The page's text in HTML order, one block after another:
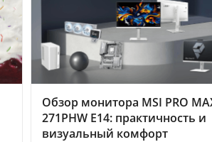
Обзор монитора MSI PRO
271PHW E14: практичность и
визуальный комфорт